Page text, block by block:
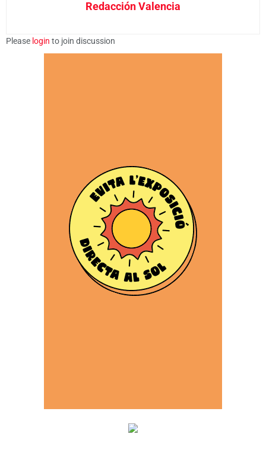
Redacción Valencia
Please login to join discussion